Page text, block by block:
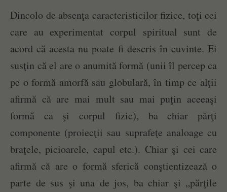
Dincolo de absenţa caracteristicilor fizice, toţi cei
care au experimentat corpul spiritual sunt de
acord că acesta nu poate fi descris în cuvinte. Ei
susţin că el are o anumită formă (unii îl percep ca
pe o formă amorfă sau globulară, în timp ce alţii
afirmă că are mai mult sau mai puţin aceeaşi
formă ca şi corpul fizic), ba chiar părţi
componente (proiecţii sau suprafeţe analoage cu
braţele, picioarele, capul etc.). Chiar şi cei care
afirmă că are o formă sferică conştientizează o
parte de sus şi una de jos, ba chiar şi „părţile